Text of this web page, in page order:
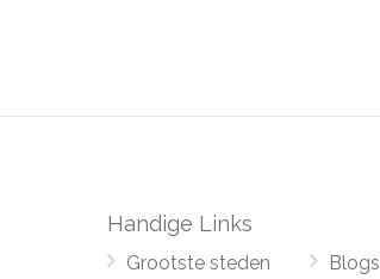
Handige Links
Grootste steden Blogs